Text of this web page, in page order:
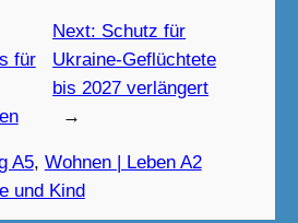
für
Next: Schutz für
Ukraine-Geflüchtete
bis 2027 verlängert
→
A5, Wohnen | Leben A2
und Kind